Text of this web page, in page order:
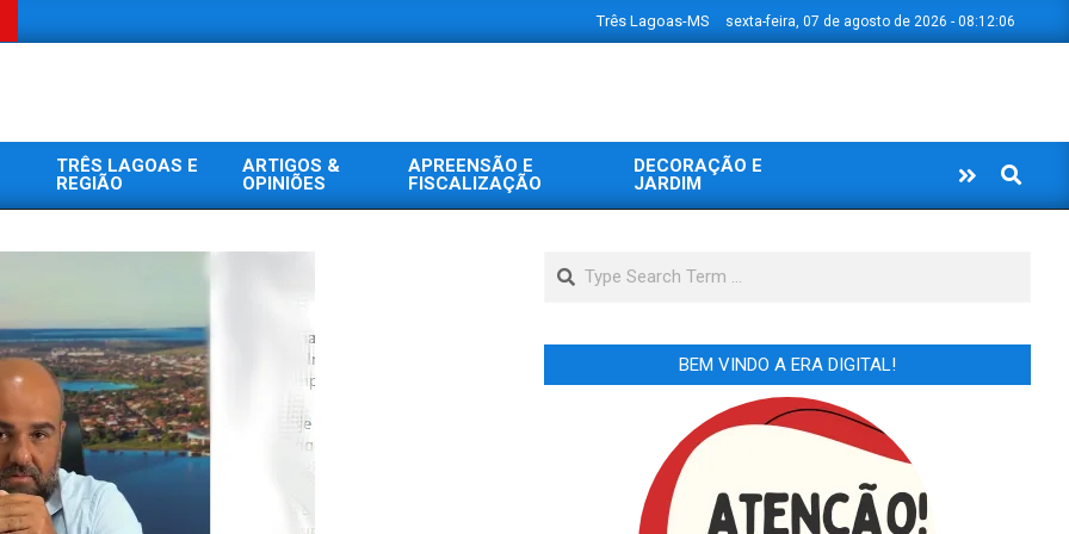
Três Lagoas-MS sexta-feira, 07 de agosto de 2026 - 08:12:06
TRÊS LAGOAS E
REGIÃO
ARTIGOS &
OPINIÕES
APREENSÃO E
FISCALIZAÇÃO
DECORAÇÃO E
JARDIM
Search
Search
BEM VINDO A ERA DIGITAL!